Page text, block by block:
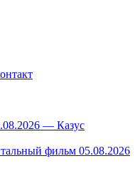
— Казус
фильм 05.08.2026